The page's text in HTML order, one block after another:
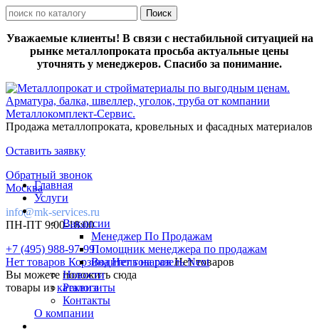
Уважаемые клиенты! В связи с нестабильной ситуацией на
рынке металлопроката просьба актуальные цены
уточнять у менеджеров. Спасибо за понимание.
Продажа металлопроката, кровельных и фасадных материалов
Оставить заявку
Обратный звонок
Москва
info@mk-services.ru
ПН-ПТ 9:00-18:00
+7 (495) 988-97-99
Нет товаров КорзинаНет товаровНет товаров
Вы можете положить сюда
товары изкаталога
Главная
Услуги
Вакансии
Менеджер По Продажам
Помощник менеджера по продажам
Водитель на газель Next
Новости
Реквизиты
Контакты
О компании